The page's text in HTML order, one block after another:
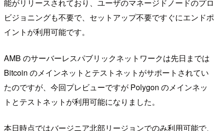
能がリリースされており、ユーザのマネージドノードのプロ
ビジョニングも不要で、セットアップ不要ですぐにエンドポ
イントが利用可能です。
AMB のサーバーレスパブリックネットワークは先日までは
Bitcoin のメインネットとテストネットがサポートされてい
たのですが、今回プレビューですが Polygon のメインネッ
トとテストネットが利用可能になりました。
本日時点ではバージニア北部リージョンでのみ利用可能で、